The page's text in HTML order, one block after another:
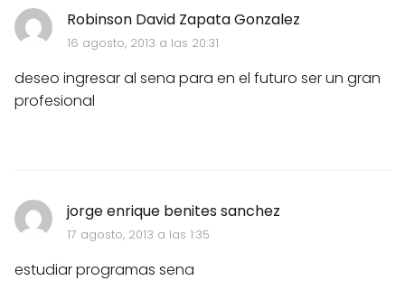
Robinson David Zapata Gonzalez
16 agosto, 2013 a las 20:31
deseo ingresar al sena para en el futuro ser un gran
profesional
jorge enrique benites sanchez
17 agosto, 2013 a las 1:35
estudiar programas sena